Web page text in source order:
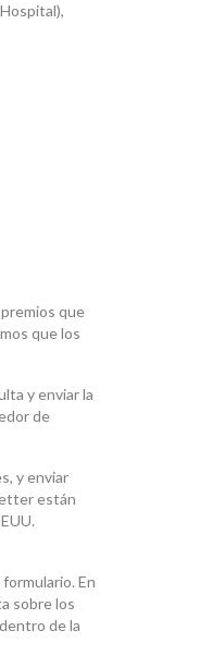
que
que los
y enviar la
de
y enviar
están
En
sobre los
de la